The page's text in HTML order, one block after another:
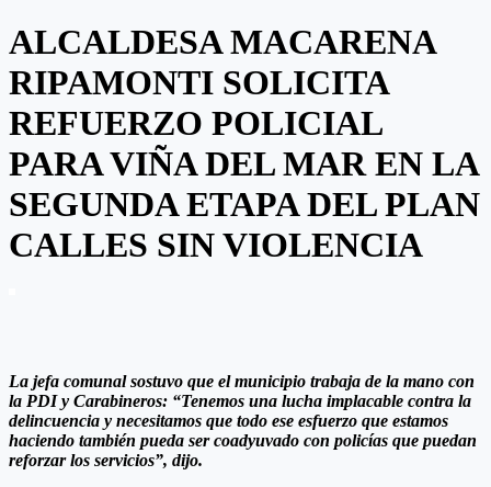
ALCALDESA MACARENA
RIPAMONTI SOLICITA
REFUERZO POLICIAL
PARA VIÑA DEL MAR EN LA
SEGUNDA ETAPA DEL PLAN
CALLES SIN VIOLENCIA
La jefa comunal sostuvo que el municipio trabaja de la mano con
la PDI y Carabineros: “Tenemos una lucha implacable contra la
delincuencia y necesitamos que todo ese esfuerzo que estamos
haciendo también pueda ser coadyuvado con policías que puedan
reforzar los servicios”, dijo.